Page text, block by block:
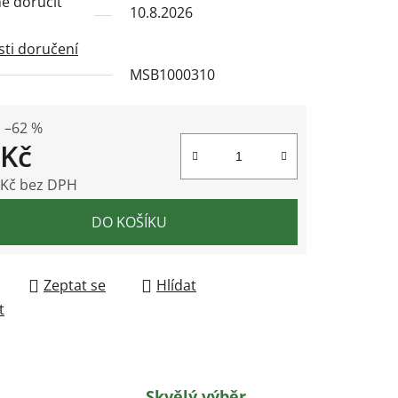
10.8.2026
doručení
MSB1000310
–62 %
bez DPH
DO KOŠÍKU
Zeptat se
Hlídat